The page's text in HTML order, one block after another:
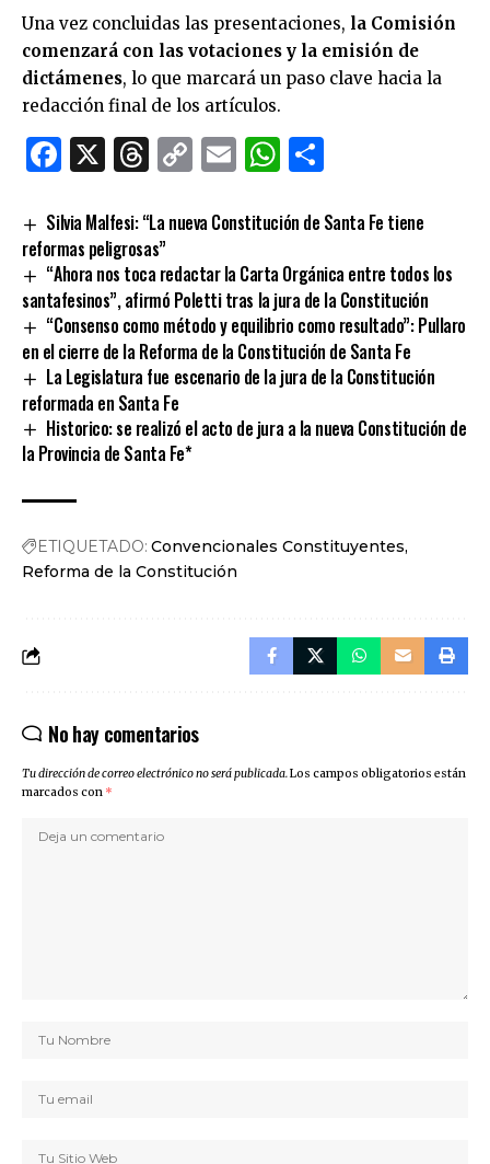
Una vez concluidas las presentaciones, la Comisión
comenzará con las votaciones y la emisión de
dictámenes, lo que marcará un paso clave hacia la
redacción final de los artículos.
Facebook
X Threads
CopyEmailWhatsApp
Silvia Malfesi: “La nueva Constitución de Santa Fe tiene
reformas peligrosas”
“Ahora nos toca redactar la Carta Orgánica entre todos los
santafesinos”, afirmó Poletti tras la jura de la Constitución
“Consenso como método y equilibrio como resultado”: Pullaro
en el cierre de la Reforma de la Constitución de Santa Fe
La Legislatura fue escenario de la jura de la Constitución
reformada en Santa Fe
Historico: se realizó el acto de jura a la nueva Constitución de
la Provincia de Santa Fe*
ETIQUETADO: Convencionales Constituyentes
Reforma de la Constitución
No hay comentarios
Tu dirección de correo electrónico no será publicada.Los campos obligatorios están
marcados con *